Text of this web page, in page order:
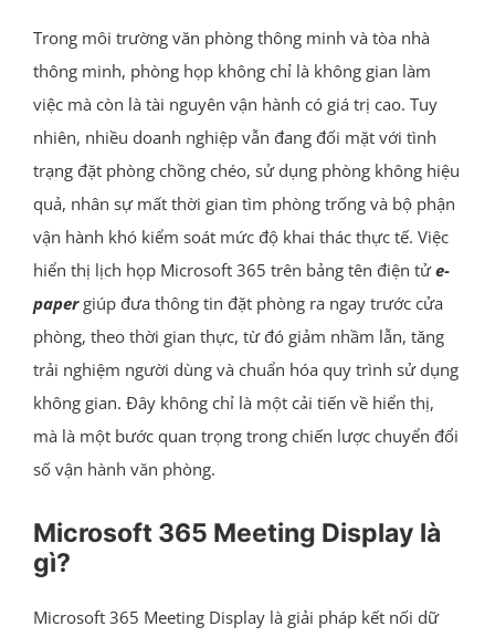
Trong môi trường văn phòng thông minh và tòa nhà
thông minh, phòng họp không chỉ là không gian làm
việc mà còn là tài nguyên vận hành có giá trị cao. Tuy
nhiên, nhiều doanh nghiệp vẫn đang đối mặt với tình
trạng đặt phòng chồng chéo, sử dụng phòng không hiệu
quả, nhân sự mất thời gian tìm phòng trống và bộ phận
vận hành khó kiểm soát mức độ khai thác thực tế. Việc
hiển thị lịch họp Microsoft 365 trên bảng tên điện tửe-
papergiúp đưa thông tin đặt phòng ra ngay trước cửa
phòng, theo thời gian thực, từ đó giảm nhầm lẫn, tăng
trải nghiệm người dùng và chuẩn hóa quy trình sử dụng
không gian. Đây không chỉ là một cải tiến về hiển thị,
mà là một bước quan trọng trong chiến lược chuyển đổi
số vận hành văn phòng.
Microsoft 365 Meeting Display là
gì?
Microsoft 365 Meeting Display là giải pháp kết nối dữ